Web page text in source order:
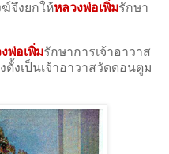
จึงยกให้หลวงพ่อเพิ่มรักษา
พ่อเพิ่มรักษาการเจ้าอาวาส
งเป็นเจ้าอาวาสวัดดอนตูม